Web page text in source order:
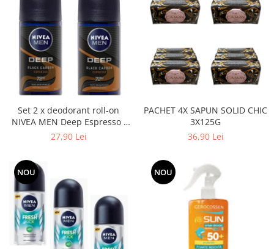
Set 2 x deodorant roll-on
NIVEA MEN Deep Espresso ,
50 ml
27,90 Lei
PACHET 4X SAPUN SOLID CHIC
3X125G
36,90 Lei
NOU NOU